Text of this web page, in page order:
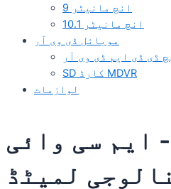
9 انچ مانیٹر
10.1 انچ مانیٹر
موبائل ڈی وی آر
ڈی ڈی ایم ڈی وی آر
SD کارڈ MDVR
لوازمات
ایم سی وائی
لمیٹڈ